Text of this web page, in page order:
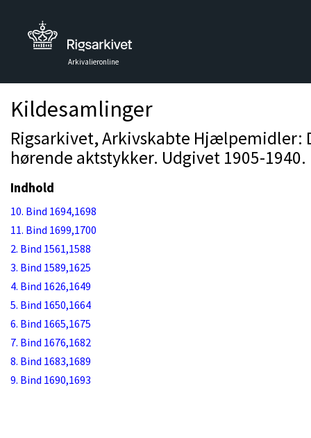
Arkivalieronline
Kildesamlinger
Rigsarkivet, Arkivskabte Hjælpemidler:
hørende aktstykker. Udgivet 1905-1940.
Indhold
10. Bind 1694,1698
11. Bind 1699,1700
2. Bind 1561,1588
3. Bind 1589,1625
4. Bind 1626,1649
5. Bind 1650,1664
6. Bind 1665,1675
7. Bind 1676,1682
8. Bind 1683,1689
9. Bind 1690,1693